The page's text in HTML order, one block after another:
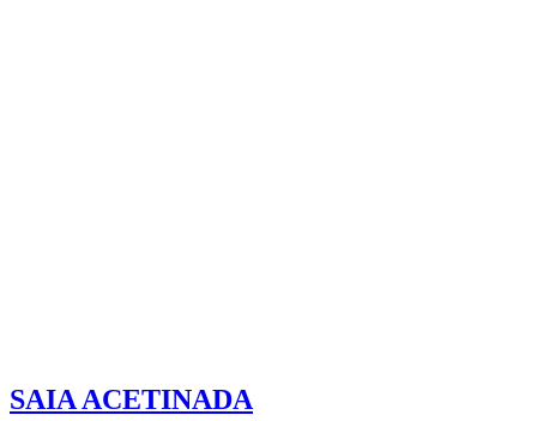
SAIA ACETINADA